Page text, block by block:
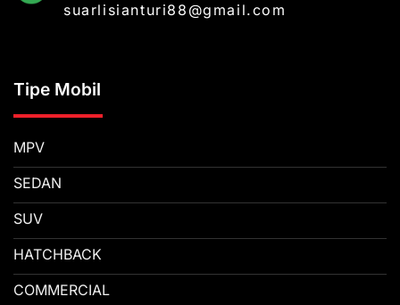
suarlisianturi88@gmail.com
Tipe Mobil
MPV
SEDAN
SUV
HATCHBACK
COMMERCIAL